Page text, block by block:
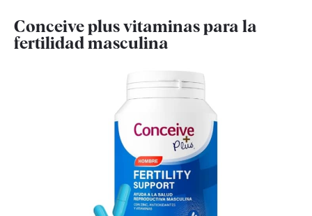
Conceive plus vitaminas para la
fertilidad masculina